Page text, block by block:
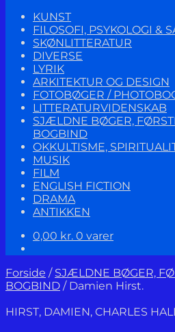
KUNST
FILOSOFI, PSYKOLOGI &
SKØNLITTERATUR
DIVERSE
LYRIK
ARKITEKTUR OG DESIGN
FOTOBØGER /
LITTERATURVIDENSKAB
SJÆLDNE BØGER,
BOGBIND
OKKULTISME,
MUSIK
FILM
ENGLISH FICTION
DRAMA
ANTIKKEN
0,00 kr. 0 varer
Forside / SJÆLDNE BØGER,
BOGBIND / Damien Hirst.
HIRST, DAMIEN, CHARLES